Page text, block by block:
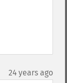
24 years ago